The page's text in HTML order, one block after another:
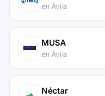
en Ávila
MUSA
en Ávila
Néctar